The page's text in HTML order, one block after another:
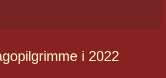
i 2022